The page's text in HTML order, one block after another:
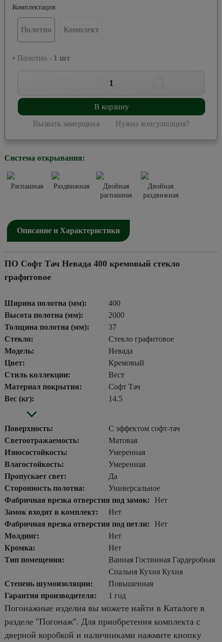
Комплектация:
Полотно Комплект
• Полотно - 1 шт
1
В корзину
Вызвать замерщика Нужна консультация?
Система открывания:
Распашная Раздвижная
Двойная
распашная
Двойная
раздвижная
Описание и Характеристики
ПО Софт Тач Невада 400 кремовый стекло
графитовое
Ширина полотна (мм):
400
Высота полотна (мм):
2000
Толщина полотна (мм):
37
Стекло:
Стекло графитовое
Модель:
Невада
Цвет:
Кремовый
Стиль коллекции:
Вест
Материал покрытия:
Софт Тач
Вес (кг):
14.5
Поверхность:
С эффектом софт-тач
Светоотражаемость:
Матовая
Износостойкость:
Умеренная
Влагостойкость:
Умеренная
Пропускает свет:
Да
Сторонность полотна:
Универсальное
Фабричная врезка отверстия под замок:
Нет
Замок входит в комплект:
Нет
Фабричная врезка отверстия под петли:
Нет
Молдинг:
Нет
Кромка:
Нет
Тип помещения:
Ванная Гостинная Гардеробная
Спальня Кухня Кухня
Степень шумоизоляции:
Повышенная
Гарантия производителя:
1 год
Погонажные изделия вы можете найти в Каталоге в
разделе "Погонаж". Для приобретения комплекта с
дверной коробкой и наличниками нажмите кнопку